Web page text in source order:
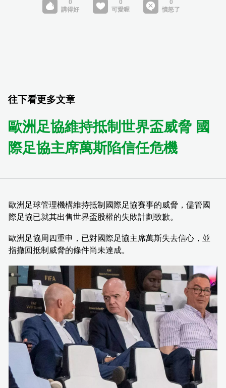
往下看更多文章
歐洲足協維持抵制世界盃威脅 國
際足協主席萬斯陷信任危機
歐洲足球管理機構維持抵制國際足協賽事的威脅，儘管國
際足協已就其出售世界盃股權的失敗計劃致歉。
歐洲足協周四重申，已對國際足協主席萬斯失去信心，並
指撤回抵制威脅的條件尚未達成。